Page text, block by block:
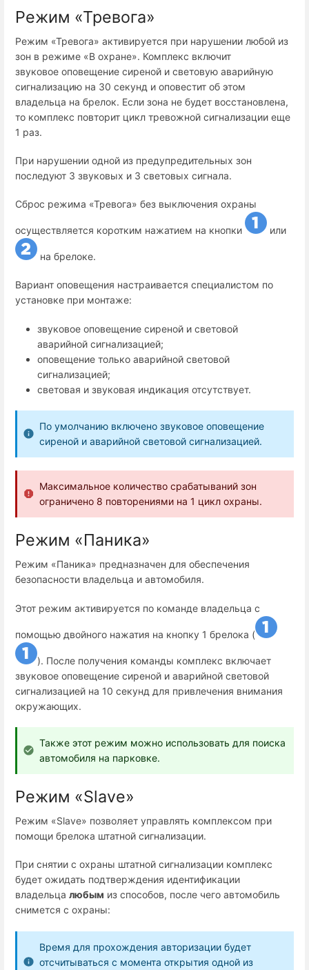
Режим «Тревога»
Режим «Тревога» активируется при нарушении любой из
зон в режиме «В охране». Комплекс включит
звуковое оповещение сиреной и световую аварийную
сигнализацию на 30 секунд и оповестит об этом
владельца на брелок. Если зона не будет восстановлена,
то комплекс повторит цикл тревожной сигнализации еще
1 раз.
При нарушении одной из предупредительных зон
последуют 3 звуковых и 3 световых сигнала.
Сброс режима «Тревога» без выключения охраны
осуществляется коротким нажатием на кнопки или
на брелоке.
Вариант оповещения настраивается специалистом по
установке при монтаже:
звуковое оповещение сиреной и световой
аварийной сигнализацией;
оповещение только аварийной световой
сигнализацией;
световая и звуковая индикация отсутствует.
По умолчанию включено звуковое оповещение
сиреной и аварийной световой сигнализацией.
Максимальное количество срабатываний зон
ограничено 8 повторениями на 1 цикл охраны.
Режим «Паника»
Режим «Паника» предназначен для обеспечения
безопасности владельца и автомобиля.
Этот режим активируется по команде владельца с
помощью двойного нажатия на кнопку 1 брелока (
). После получения команды комплекс включает
звуковое оповещение сиреной и аварийной световой
сигнализацией на 10 секунд для привлечения внимания
окружающих.
Также этот режим можно использовать для поиска
автомобиля на парковке.
Режим «Slave»
Режим «Slave» позволяет управлять комплексом при
помощи брелока штатной сигнализации.
При снятии с охраны штатной сигнализации комплекс
будет ожидать подтверждения идентификации
владельца любым из способов, после чего автомобиль
снимется с охраны:
Время для прохождения авторизации будет
отсчитываться с момента открытия одной из